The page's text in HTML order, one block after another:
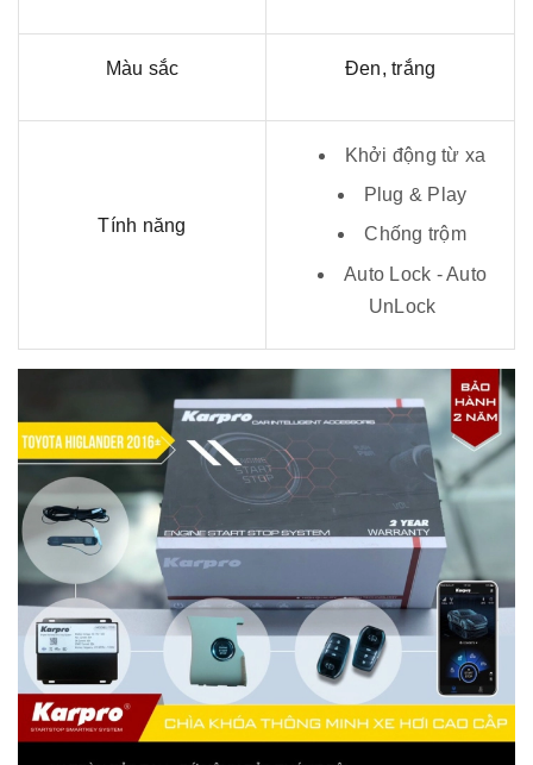
Màu sắc Đen, trắng
Tính năng
Khởi động từ xa
Plug & Play
Chống trộm
Auto Lock - Auto
UnLock